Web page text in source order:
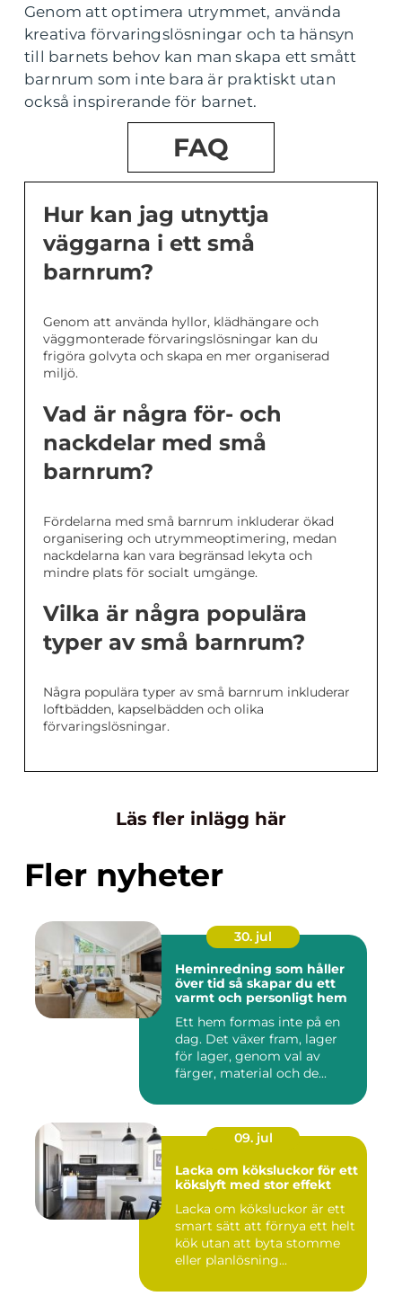
Genom att optimera utrymmet, använda
kreativa förvaringslösningar och ta hänsyn
till barnets behov kan man skapa ett smått
barnrum som inte bara är praktiskt utan
också inspirerande för barnet.
FAQ
Hur kan jag utnyttja
väggarna i ett små
barnrum?
Genom att använda hyllor, klädhängare och
väggmonterade förvaringslösningar kan du
frigöra golvyta och skapa en mer organiserad
miljö.
Vad är några för- och
nackdelar med små
barnrum?
Fördelarna med små barnrum inkluderar ökad
organisering och utrymmeoptimering, medan
nackdelarna kan vara begränsad lekyta och
mindre plats för socialt umgänge.
Vilka är några populära
typer av små barnrum?
Några populära typer av små barnrum inkluderar
loftbädden, kapselbädden och olika
förvaringslösningar.
Läs fler inlägg här
Fler nyheter
30. jul
Heminredning som håller
över tid så skapar du ett
varmt och personligt hem
Ett hem formas inte på en
dag. Det växer fram, lager
för lager, genom val av
färger, material och de...
09. jul
Lacka om köksluckor för ett
kökslyft med stor effekt
Lacka om köksluckor är ett
smart sätt att förnya ett helt
kök utan att byta stomme
eller planlösning...